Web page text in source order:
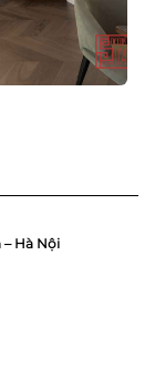
– Hà Nội